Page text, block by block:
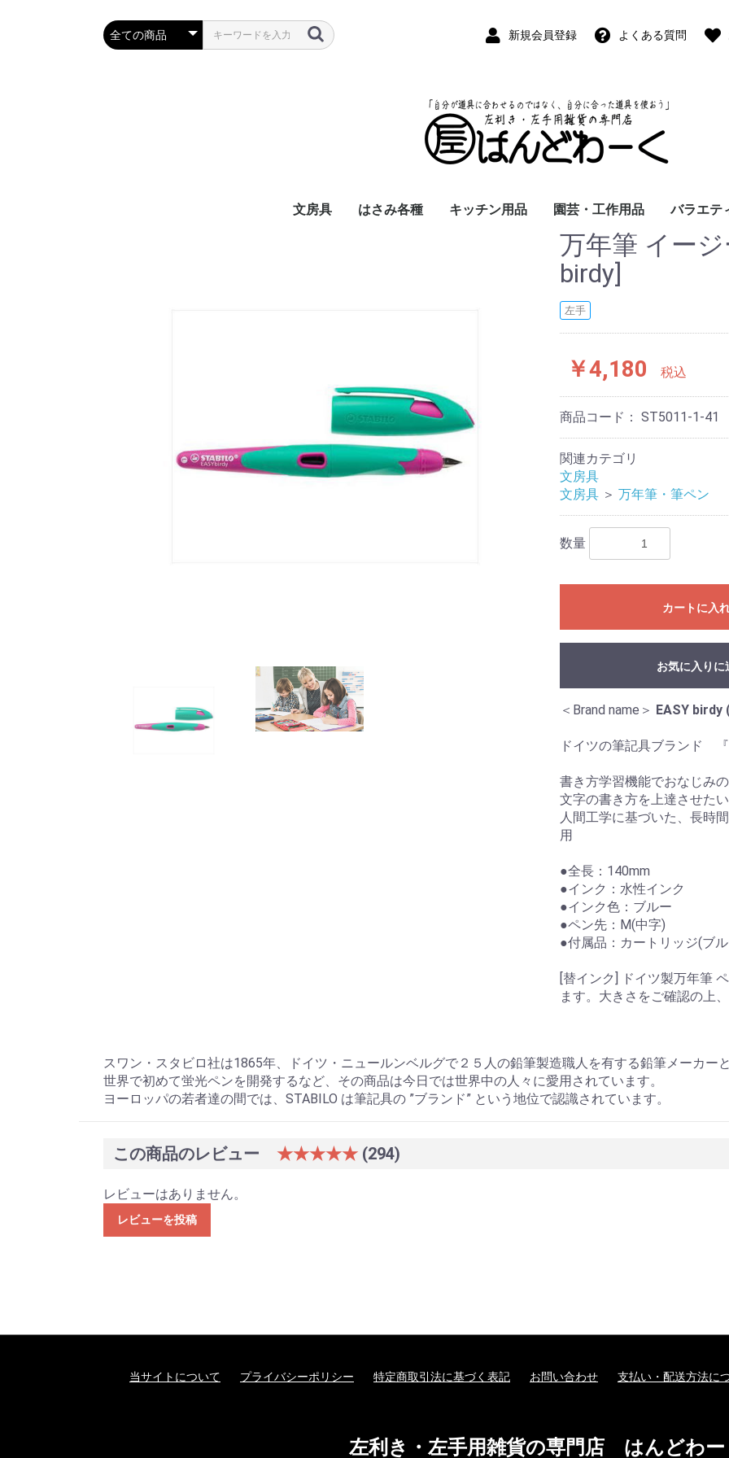
新規会員登録 よくある質問
文房具 はさみ各種 キッチン用品 園芸・工作用品
草取鎌
園芸はさみ
メジャー・曲尺
カッター
工作用具・その他
バラエテ
Wallet(財
デジタル
バラエ
ファッ
京扇子
万年筆 イー
birdy]
左手
￥4,180 税込
商品コード： ST5011-1-41
関連カテゴリ
文房具
文房具 ＞ 万年筆・筆ペン
数量
カートに入
お気に入りに
＜Brand name＞ EASY birdy
ドイツの筆記具ブランド 『
書き方学習機能でおなじみ
文字の書き方を上達させた
人間工学に基づいた、長時
用
●全長：140mm
●インク：水性インク
●インク色：ブルー
●ペン先：M(中字)
●付属品：カートリッジ(ブ
[替インク] ドイツ製万年筆
ます。大きさをご確認の上
スワン・スタビロ社は1865年、ドイツ・ニュールンベルグで２５人の鉛筆製造職人を有する鉛筆メーカー
世界で初めて蛍光ペンを開発するなど、その商品は今日では世界中の人々に愛用されています。
ヨーロッパの若者達の間では、STABILO は筆記具の ”ブランド” という地位で認識されています。
この商品のレビュー ★★★★★ (294)
レビューはありません。
レビューを投稿
当サイトについて プライバシーポリシー 特定商取引法に基づく表記 お問い合わせ 支払い・配送方法に
左利き・左手用雑貨の専門店 はんどわー